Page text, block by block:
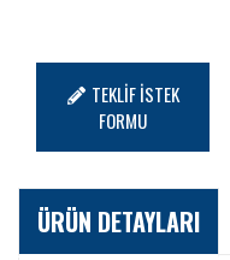
TEKLİF İSTEK
FORMU
ÜRÜN DETAYLARI